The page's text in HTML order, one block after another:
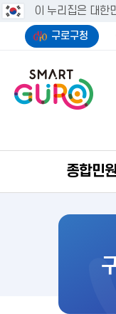
이 누리집은 대한
구로구청
종합민